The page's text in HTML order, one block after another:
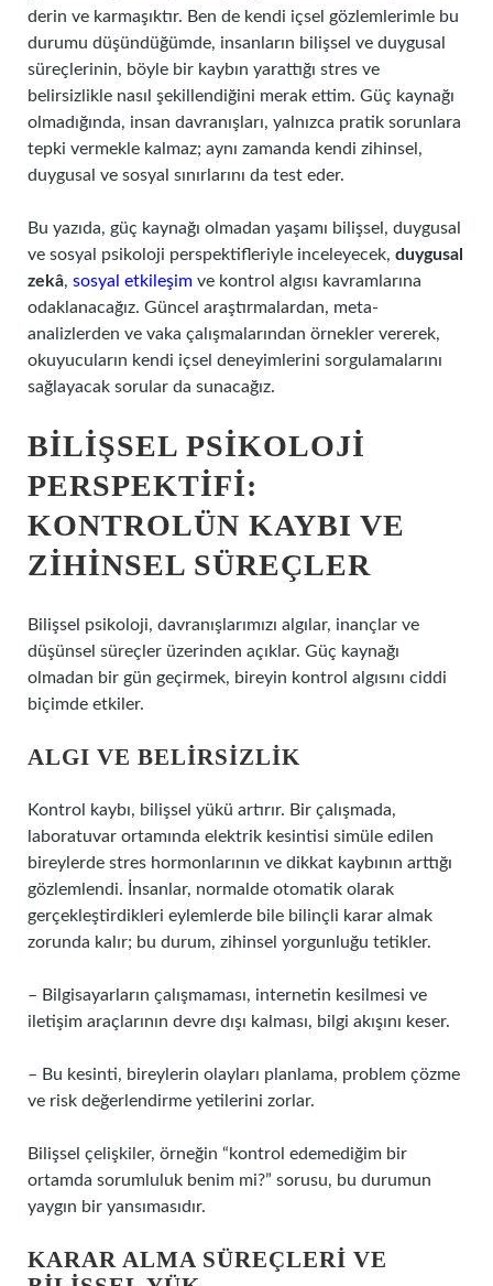
derin ve karmaşıktır. Ben de kendi içsel gözlemlerimle bu
durumu düşündüğümde, insanların bilişsel ve duygusal
süreçlerinin, böyle bir kaybın yarattığı stres ve
belirsizlikle nasıl şekillendiğini merak ettim. Güç kaynağı
olmadığında, insan davranışları, yalnızca pratik sorunlara
tepki vermekle kalmaz; aynı zamanda kendi zihinsel,
duygusal ve sosyal sınırlarını da test eder.
Bu yazıda, güç kaynağı olmadan yaşamı bilişsel, duygusal
ve sosyal psikoloji perspektifleriyle inceleyecek, duygusal
zekâ, sosyal etkileşim ve kontrol algısı kavramlarına
odaklanacağız. Güncel araştırmalardan, meta-
analizlerden ve vaka çalışmalarından örnekler vererek,
okuyucuların kendi içsel deneyimlerini sorgulamalarını
sağlayacak sorular da sunacağız.
BILIŞSEL PSIKOLOJI
PERSPEKTIFI:
KONTROLÜN KAYBI VE
ZIHINSEL SÜREÇLER
Bilişsel psikoloji, davranışlarımızı algılar, inançlar ve
düşünsel süreçler üzerinden açıklar. Güç kaynağı
olmadan bir gün geçirmek, bireyin kontrol algısını ciddi
biçimde etkiler.
ALGI VE BELIRSIZLIK
Kontrol kaybı, bilişsel yükü artırır. Bir çalışmada,
laboratuvar ortamında elektrik kesintisi simüle edilen
bireylerde stres hormonlarının ve dikkat kaybının arttığı
gözlemlendi. İnsanlar, normalde otomatik olarak
gerçekleştirdikleri eylemlerde bile bilinçli karar almak
zorunda kalır; bu durum, zihinsel yorgunluğu tetikler.
– Bilgisayarların çalışmaması, internetin kesilmesi ve
iletişim araçlarının devre dışı kalması, bilgi akışını keser.
– Bu kesinti, bireylerin olayları planlama, problem çözme
ve risk değerlendirme yetilerini zorlar.
Bilişsel çelişkiler, örneğin “kontrol edemediğim bir
ortamda sorumluluk benim mi?” sorusu, bu durumun
yaygın bir yansımasıdır.
KARAR ALMA SÜREÇLERI VE